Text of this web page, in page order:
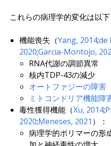
これらの病理学的変化は以
機能喪失（Yang, 2014;de
2020;Garcia-Montojo,
RNA代謝の調節異常
核内TDP-43の減少
オートファジーの障害
ミトコンドリア機能障
毒性獲得機能（Xu, 2014;
2020;Meneses, 2021 ）：
病理学的ポリマーの形